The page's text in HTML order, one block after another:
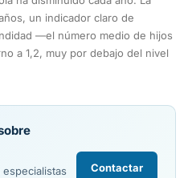
un indicador claro de
—el número medio de hijos
a 1,2, muy por debajo del nivel
Contactar